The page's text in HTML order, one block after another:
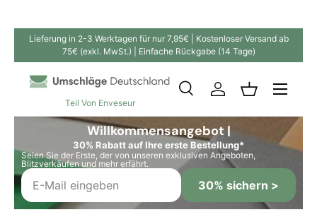
Direkt zum Inhalt
Lieferung in 2-3 Werktagen für nur 7,95€ | Kostenloser Versand ab
75€ (exkl. MwSt.) | Einfache Rückgabe (14 Tage)
Teil Von Enveseur
SuchenSuchen
SucheEinloggen
Willkommensangebot |
30% Rabatt auf Ihre erste Bestellung*
Seien Sie der Erste, der von unseren exklusiven Angeboten,
Blitzverkäufen und mehr erfährt.
30% sichern >